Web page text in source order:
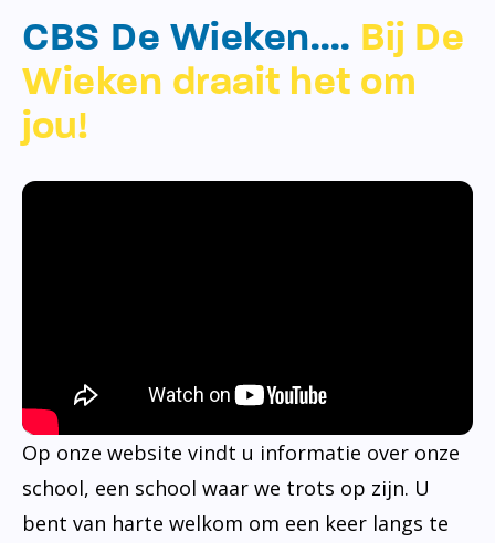
CBS De Wieken…. Bij De
Wieken draait het om
jou!
Op onze website vindt u informatie over onze
school, een school waar we trots op zijn. U
bent van harte welkom om een keer langs te